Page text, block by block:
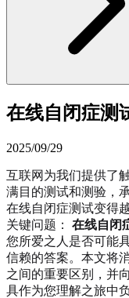
在线自闭症测
2025/09/29
互联网为我们提供了
满目的测试和测验，
在线自闭症测试变得
关键问题： 在线自闭
您所爱之人是否可能
信赖的答案。本文将
之间的重要区别，并
具作为您理解之旅中